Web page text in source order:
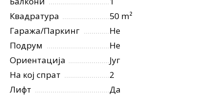
Квадратура
50 m²
Гаража/Паркинг
Не
Подрум
Не
Ориентација
Југ
На кој спрат
2
Лифт
Да